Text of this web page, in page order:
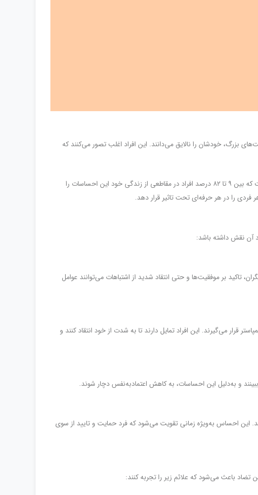
بزرگ، خودشان را نالایق می‌دانند. این افراد اغلب تصور می‌کنند که
این سندرم ممکن است باعث بروز اضطراب، کاهش اعتماد به‌نفس و ترس از شکست شود. در پژوهش‌های مختلف مشخص شده است که بین ۹ تا ۸۲ درصد افراد در مقاطعی از زندگی خود این احساسات را
فردی را در هر حرفه‌ای تحت تاثیر قرار دهد.
آن نقش داشته باشد:
تاکید بر موفقیت‌ها و حتی انتقاد شدید از اشتباهات می‌توانند عوامل
قرار می‌گیرند. این افراد تمایل دارند تا به شدت از خود انتقاد کنند و
و به‌دلیل این احساسات، به کاهش اعتماد‌به‌نفس دچار شوند.
این احساس به‌ویژه زمانی تقویت می‌شود که فرد حمایت و تایید از سوی
تضاد باعث می‌شود که علائم زیر را تجربه کنند: